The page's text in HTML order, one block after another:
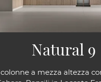
colonne a mezza altezza
Natural 9